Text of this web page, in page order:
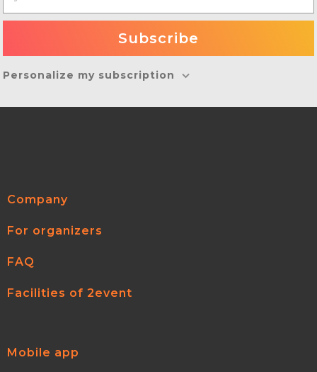
Personalize my subscription
Company
For organizers
FAQ
Facilities of 2event
Mobile app